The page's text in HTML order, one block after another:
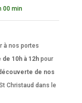
00 min
à nos portes
10h à 12h pour
de nos
Christaud dans le